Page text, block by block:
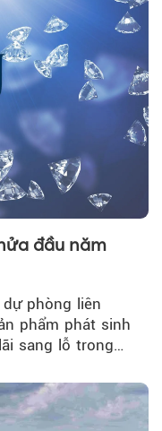
đầu năm
phòng liên
phẩm phát sinh
sang lỗ trong